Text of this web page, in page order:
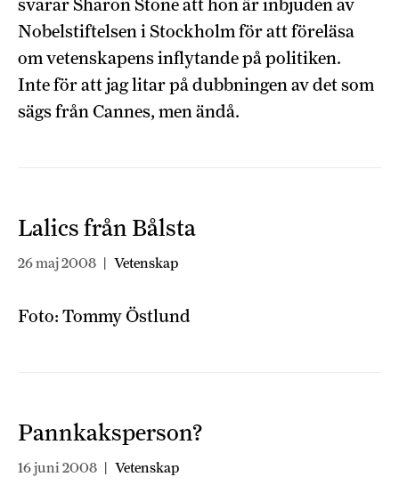
svarar Sharon Stone att hon är inbjuden av
Nobelstiftelsen i Stockholm för att föreläsa
om vetenskapens inflytande på politiken.
Inte för att jag litar på dubbningen av det som
sägs från Cannes, men ändå.
Lalics från Bålsta
26 maj 2008 | Vetenskap
Foto: Tommy Östlund
Pannkaksperson?
16 juni 2008 | Vetenskap